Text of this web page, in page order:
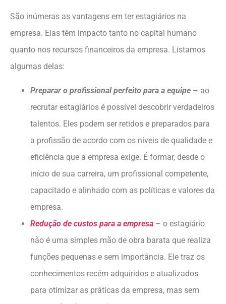
São inúmeras as vantagens em ter estagiários na
empresa. Elas têm impacto tanto no capital humano
quanto nos recursos financeiros da empresa. Listamos
algumas delas:
Preparar o profissional perfeito para a equipe – ao
recrutar estagiários é possível descobrir verdadeiros
talentos. Eles podem ser retidos e preparados para
a profissão de acordo com os níveis de qualidade e
eficiência que a empresa exige. É formar, desde o
início de sua carreira, um profissional competente,
capacitado e alinhado com as políticas e valores da
empresa.
Redução de custos para a empresa – o estagiário
não é uma simples mão de obra barata que realiza
funções pequenas e sem importância. Ele traz os
conhecimentos recém-adquiridos e atualizados
para otimizar as práticas da empresa, mas sem